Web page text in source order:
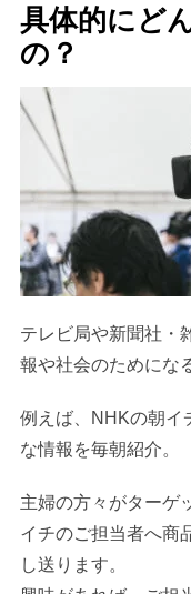
具体的にど
の？
テレビ局や新聞社・
報や社会のためにな
例えば、NHKの朝イ
な情報を毎朝紹介。
主婦の方々がターゲ
イチのご担当者へ商
し送ります。